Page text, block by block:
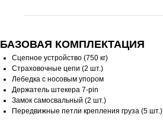
БАЗОВАЯ КОМПЛЕКТАЦИЯ
Сцепное устройство (750 кг)
Страховочные цепи (2 шт.)
Лебедка с носовым упором
Держатель штекера 7-pin
Замок самосвальный (2 шт.)
Передвижные петли крепления груза (5 шт.)